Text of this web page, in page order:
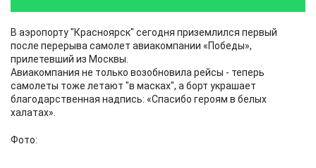
В аэропорту "Красноярск" сегодня приземлился первый
после перерыва самолет авиакомпании «Победы»,
прилетевший из Москвы.
Авиакомпания не только возобновила рейсы - теперь
самолеты тоже летают "в масках", а борт украшает
благодарственная надпись: «Спасибо героям в белых
халатах».
Фото: